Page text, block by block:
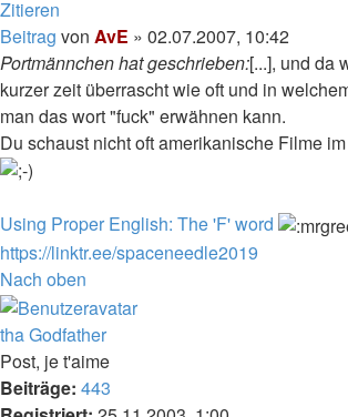
Zitieren
Beitrag von AvE » 02.07.2007, 10:42
Portmännchen hat geschrieben:[...], und da
kurzer zeit überrascht wie oft und in
man das wort "fuck" erwähnen kann.
Du schaust nicht oft amerikanische Filme
Using Proper English: The 'F' word
https://linktr.ee/spaceneedle2019
Nach oben
tha Godfather
Post, je t'aime
Beiträge: 443